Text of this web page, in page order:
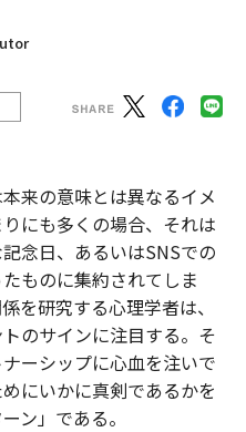
来の意味とは異なるイメ
にも多くの場合、それは
念日、あるいはSNSでの
ものに集約されてしま
を研究する心理学者は、
のサインに注目する。そ
ーシップに心血を注いで
にいかに真剣であるかを
ン」である。